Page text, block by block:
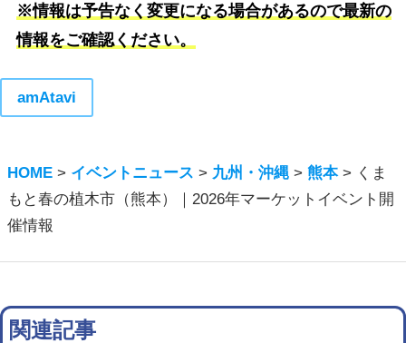
※情報は予告なく変更になる場合があるので最新の
情報をご確認ください。
amAtavi
HOME > イベントニュース > 九州・沖縄 >熊本> くま
もと春の植木市（熊本）｜2026年マーケットイベント開
催情報
関連記事